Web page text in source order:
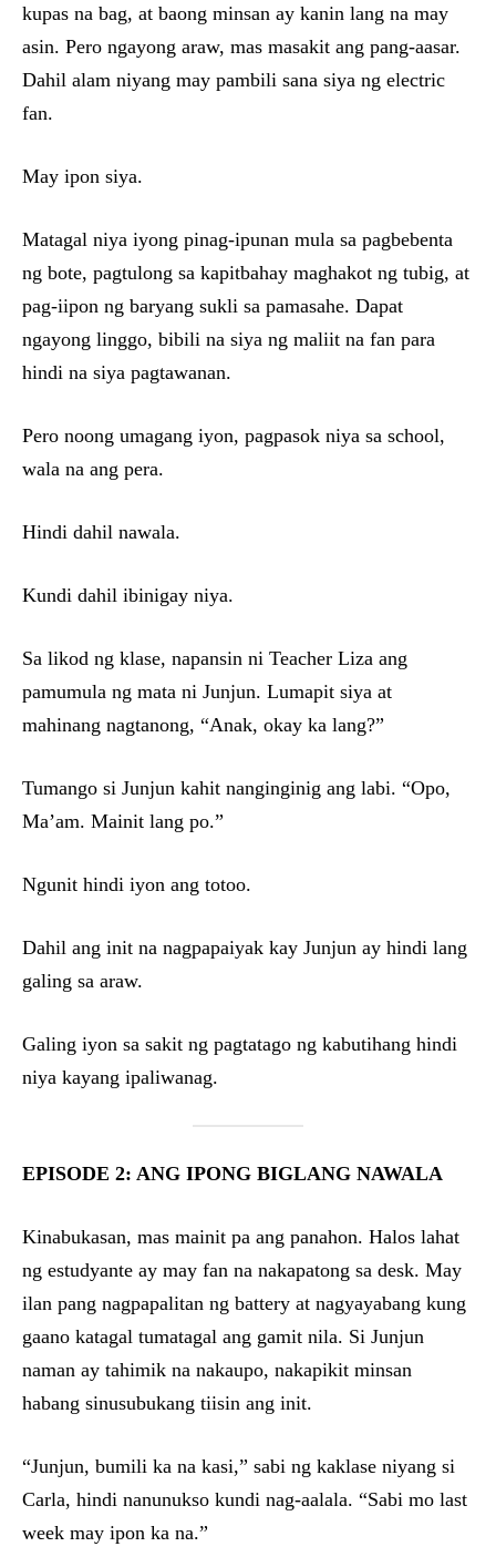
kupas na bag, at baong minsan ay kanin lang na may
asin. Pero ngayong araw, mas masakit ang pang-aasar.
Dahil alam niyang may pambili sana siya ng electric
fan.
May ipon siya.
Matagal niya iyong pinag-ipunan mula sa pagbebenta
ng bote, pagtulong sa kapitbahay maghakot ng tubig, at
pag-iipon ng baryang sukli sa pamasahe. Dapat
ngayong linggo, bibili na siya ng maliit na fan para
hindi na siya pagtawanan.
Pero noong umagang iyon, pagpasok niya sa school,
wala na ang pera.
Hindi dahil nawala.
Kundi dahil ibinigay niya.
Sa likod ng klase, napansin ni Teacher Liza ang
pamumula ng mata ni Junjun. Lumapit siya at
mahinang nagtanong, “Anak, okay ka lang?”
Tumango si Junjun kahit nanginginig ang labi. “Opo,
Ma’am. Mainit lang po.”
Ngunit hindi iyon ang totoo.
Dahil ang init na nagpapaiyak kay Junjun ay hindi lang
galing sa araw.
Galing iyon sa sakit ng pagtatago ng kabutihang hindi
niya kayang ipaliwanag.
EPISODE 2: ANG IPONG BIGLANG NAWALA
Kinabukasan, mas mainit pa ang panahon. Halos lahat
ng estudyante ay may fan na nakapatong sa desk. May
ilan pang nagpapalitan ng battery at nagyayabang kung
gaano katagal tumatagal ang gamit nila. Si Junjun
naman ay tahimik na nakaupo, nakapikit minsan
habang sinusubukang tiisin ang init.
“Junjun, bumili ka na kasi,” sabi ng kaklase niyang si
Carla, hindi nanunukso kundi nag-aalala. “Sabi mo last
week may ipon ka na.”